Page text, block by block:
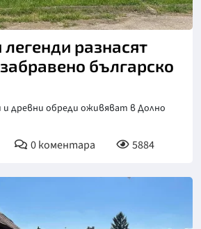
разнасят
българско
древни обреди оживяват в Долно
0коментара 5884